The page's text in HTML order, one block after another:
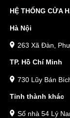
HỆ THỐNG CỬA
Hà Nội
263 Xã Đàn,
TP. Hồ Chí Minh
730 Lũy Bán
Tỉnh thành khác
Số nhà 54 Lý